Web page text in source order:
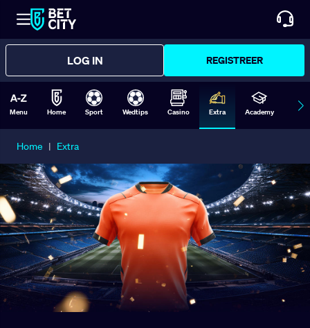
LOG IN REGISTREER
Menu Home Sport Wedtips Casino Extra Academy
Home | Extra